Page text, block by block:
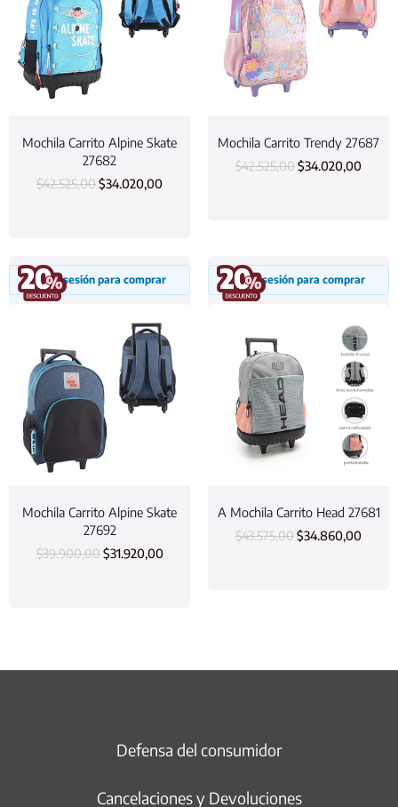
Mochila Carrito Alpine Skate
27682
$42.525,00$34.020,00
Mochila Carrito Trendy 27687
$42.525,00$34.020,00
Inicia sesión para comprar
Mochila Carrito Alpine Skate
27692
$39.900,00 $31.920,00
Inicia sesión para comprar
A Mochila Carrito Head 27681
$43.575,00$34.860,00
Defensa del consumidor
Cancelaciones y Devoluciones